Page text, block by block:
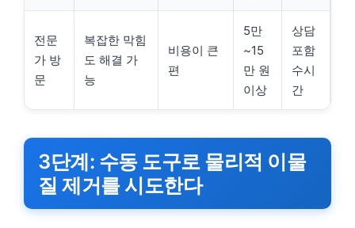
전문
가 방
문
복잡한 막힘
도 해결 가
능
비용이 큰
편
5만
~15
만 원
이상
상담
포함
수시
간
3단계: 수동 도구로 물리적 이물
질 제거를 시도한다